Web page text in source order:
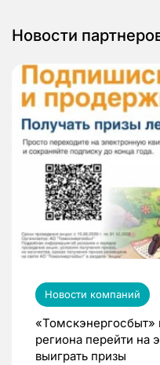
Новости
Новости компаний
«Томскэнергосбыт»
региона перейти на
выиграть призы